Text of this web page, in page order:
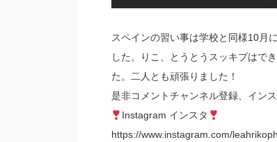
スペインの習い事は学校と同様10月
した。りこ、とうとうスッキプはで
た。二人とも頑張りました！
是非コメントチャンネル登録、イン
Instagram インスタ
https://www.instagram.com/